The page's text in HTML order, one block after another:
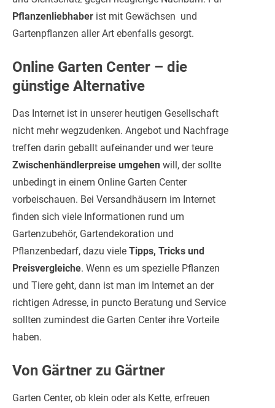
Pflanzenliebhaber ist mit Gewächsen und
Gartenpflanzen aller Art ebenfalls gesorgt.
Online Garten Center – die
günstige Alternative
Das Internet ist in unserer heutigen Gesellschaft
nicht mehr wegzudenken. Angebot und Nachfrage
treffen darin geballt aufeinander und wer teure
Zwischenhändlerpreise umgehen will, der sollte
unbedingt in einem Online Garten Center
vorbeischauen. Bei Versandhäusern im Internet
finden sich viele Informationen rund um
Gartenzubehör, Gartendekoration und
Pflanzenbedarf, dazu viele Tipps, Tricks und
Preisvergleiche. Wenn es um spezielle Pflanzen
und Tiere geht, dann ist man im Internet an der
richtigen Adresse, in puncto Beratung und Service
sollten zumindest die Garten Center ihre Vorteile
haben.
Von Gärtner zu Gärtner
Garten Center, ob klein oder als Kette, erfreuen